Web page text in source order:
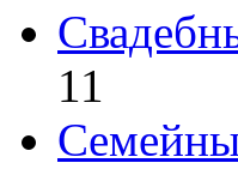
11